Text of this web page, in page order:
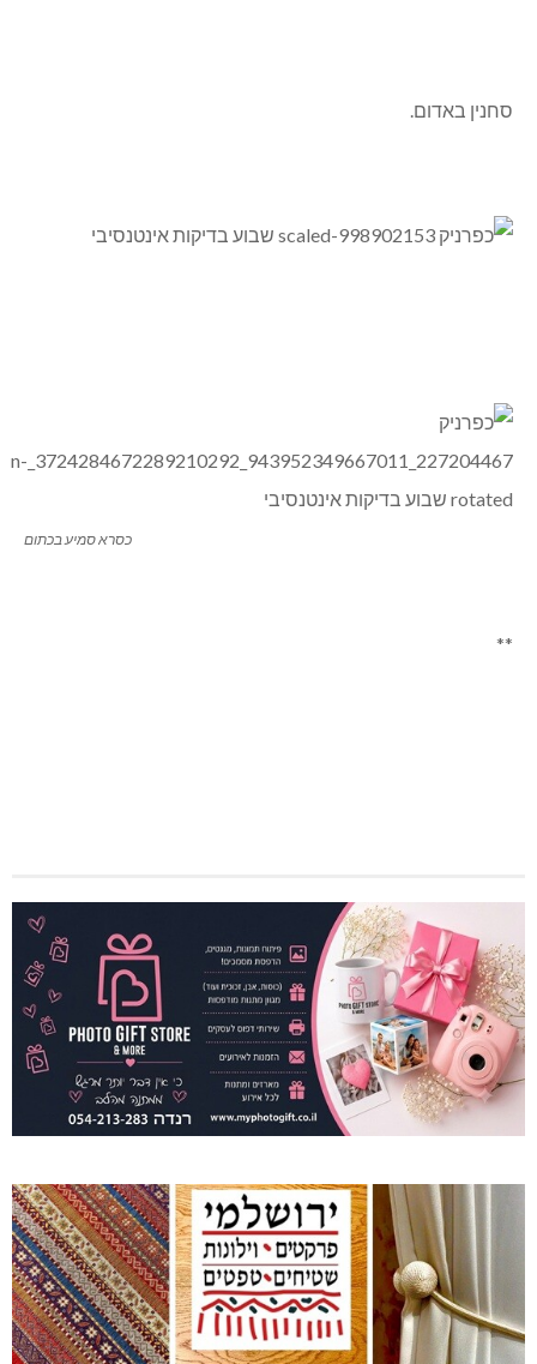
סחנין באדום.
כסרא סמיע בכתום
**